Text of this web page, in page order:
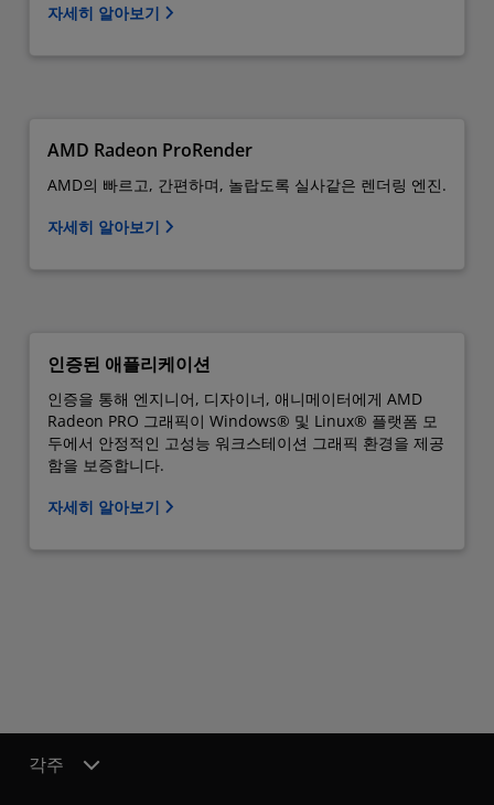
자세히 알아보기
AMD Radeon ProRender
AMD의 빠르고, 간편하며, 놀랍도록 실사같은 렌더링 엔진.
자세히 알아보기
인증된 애플리케이션
인증을 통해 엔지니어, 디자이너, 애니메이터에게 AMD
Radeon PRO 그래픽이 Windows® 및 Linux® 플랫폼 모
두에서 안정적인 고성능 워크스테이션 그래픽 환경을 제공
함을 보증합니다.
자세히 알아보기
각주